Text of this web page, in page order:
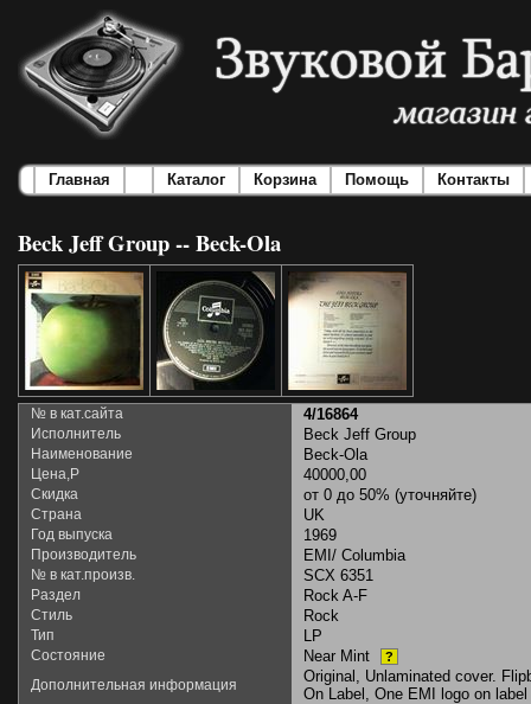
Главная Каталог Корзина Помощь Контакты
Beck Jeff Group -- Beck-Ola
№ в кат.сайта 4/16864
Исполнитель Beck Jeff Group
Наименование Beck-Ola
Цена,Р 40000,00
Скидка от 0 до 50% (уточняйте)
Страна UK
Год выпуска 1969
Производитель EMI/ Columbia
№ в кат.произв. SCX 6351
Раздел Rock A-F
Стиль Rock
Тип LP
Состояние Near Mint ?
Дополнительная информация
Original, Unlaminated cover.
On Label, One EMI logo on label